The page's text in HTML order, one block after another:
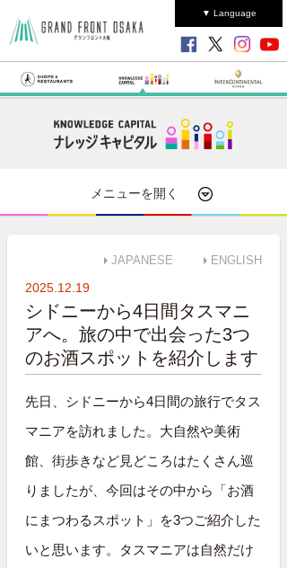
▼ Language
メニューを開く
JAPANESE ENGLISH
2025.12.19
シドニーから4日間タスマニ
アへ。旅の中で出会った3つ
のお酒スポットを紹介します
先日、シドニーから4日間の旅行でタス
マニアを訪れました。大自然や美術
館、街歩きなど見どころはたくさん巡
りましたが、今回はその中から「お酒
にまつわるスポット」を3つご紹介した
いと思います。タスマニアは自然だけ